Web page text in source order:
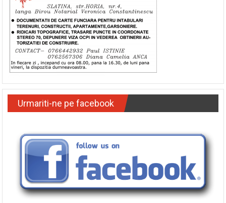
Urmariti-ne pe facebook